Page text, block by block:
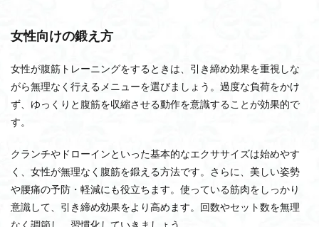
女性向けの鍛え方
女性が腹筋トレーニングをするときは、引き締め効果を重視しな
がら無理なく行えるメニューを選びましょう。過度な負荷をかけ
ず、ゆっくりと腹筋を収縮させる動作を意識することが効果的で
す。
クランチやドローインといった基本的なエクササイズは始めやす
く、女性が無理なく腹筋を鍛える方法です。さらに、美しい姿勢
や腰痛の予防・軽減にも役立ちます。使っている筋肉をしっかり
意識して、引き締め効果をより高めます。回数やセット数を無理